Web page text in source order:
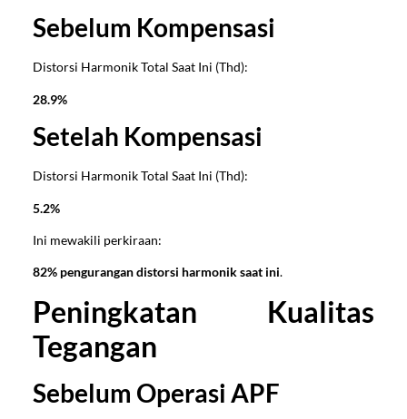
Sebelum Kompensasi
Distorsi Harmonik Total Saat Ini (Thd):
28.9%
Setelah Kompensasi
Distorsi Harmonik Total Saat Ini (Thd):
5.2%
Ini mewakili perkiraan:
82% pengurangan distorsi harmonik saat ini.
Peningkatan Kualitas
Tegangan
Sebelum Operasi APF